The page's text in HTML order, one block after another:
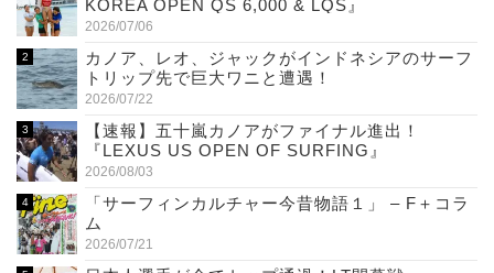
KOREA OPEN QS 6,000 & LQS』
2026/07/06
カノア、レオ、ジャックがインドネシアのサーフ
トリップ先で巨大ワニと遭遇！
2026/07/22
【速報】五十嵐カノアがファイナル進出！
『LEXUS US OPEN OF SURFING』
2026/08/03
「サーフィンカルチャー今昔物語１」 – F＋コラ
ム
2026/07/21